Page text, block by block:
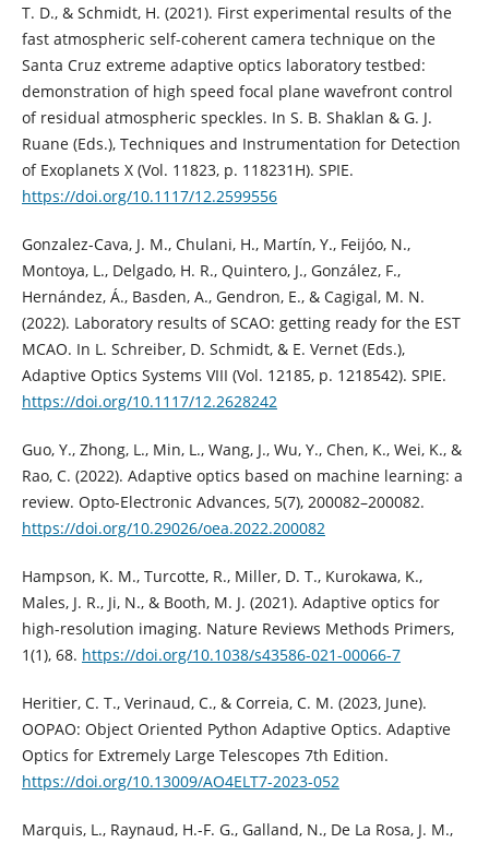
T. D., & Schmidt, H. (2021). First experimental results of the
fast atmospheric self-coherent camera technique on the
Santa Cruz extreme adaptive optics laboratory testbed:
demonstration of high speed focal plane wavefront control
of residual atmospheric speckles. In S. B. Shaklan & G. J.
Ruane (Eds.), Techniques and Instrumentation for Detection
of Exoplanets X (Vol. 11823, p. 118231H). SPIE.
https://doi.org/10.1117/12.2599556
Gonzalez-Cava, J. M., Chulani, H., Martín, Y., Feijóo, N.,
Montoya, L., Delgado, H. R., Quintero, J., González, F.,
Hernández, Á., Basden, A., Gendron, E., & Cagigal, M. N.
(2022). Laboratory results of SCAO: getting ready for the EST
MCAO. In L. Schreiber, D. Schmidt, & E. Vernet (Eds.),
Adaptive Optics Systems VIII (Vol. 12185, p. 1218542). SPIE.
https://doi.org/10.1117/12.2628242
Guo, Y., Zhong, L., Min, L., Wang, J., Wu, Y., Chen, K., Wei, K., &
Rao, C. (2022). Adaptive optics based on machine learning: a
review. Opto-Electronic Advances, 5(7), 200082–200082.
https://doi.org/10.29026/oea.2022.200082
Hampson, K. M., Turcotte, R., Miller, D. T., Kurokawa, K.,
Males, J. R., Ji, N., & Booth, M. J. (2021). Adaptive optics for
high-resolution imaging. Nature Reviews Methods Primers,
1(1), 68. https://doi.org/10.1038/s43586-021-00066-7
Heritier, C. T., Verinaud, C., & Correia, C. M. (2023, June).
OOPAO: Object Oriented Python Adaptive Optics. Adaptive
Optics for Extremely Large Telescopes 7th Edition.
https://doi.org/10.13009/AO4ELT7-2023-052
Marquis, L., Raynaud, H.-F. G., Galland, N., De La Rosa, J. M.,